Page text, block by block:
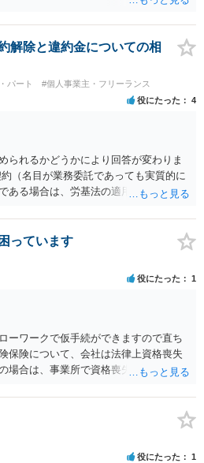
解除と違約金についての相
パート #個人事業主・フリーランス
役にたった 4
られるかどうかにより回答が変わりま
（名目が業務委託であっても実質的に
ある場合は、労基法の適用により違約
あるとして無効・減額されたケースは
。
っています
役にたった 1
ーワークで仮手続ができますので直ち
保険について、会社は法律上資格喪失
場合は、事業所で資格喪失証明書を取
あります。ご参考にしてください。
役にたった 1